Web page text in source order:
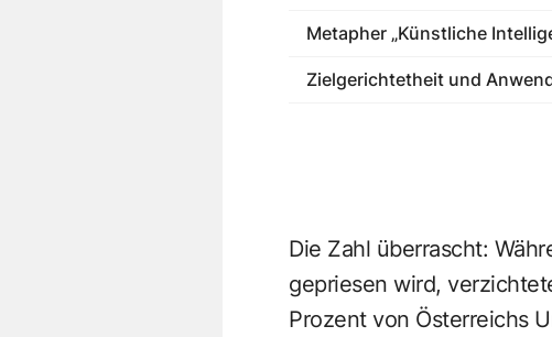
Metapher „Künstliche
Zielgerichtetheit und
Die Zahl überrascht:
gepriesen wird,
Prozent von Österreichs